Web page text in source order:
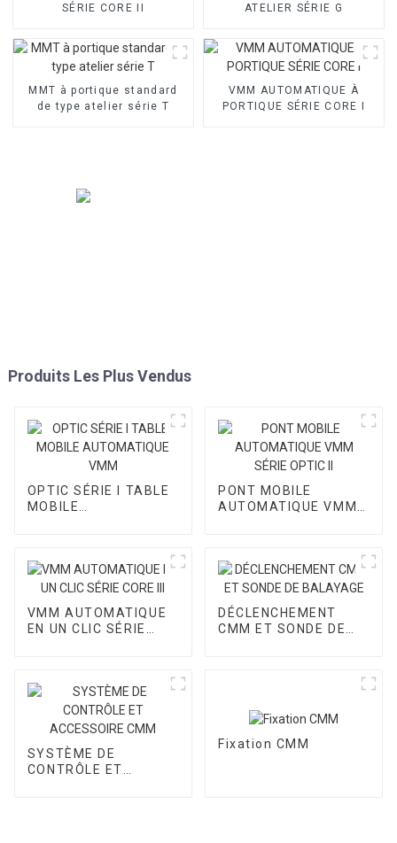
SÉRIE CORE II
ATELIER SÉRIE G
MMT à portique standard
de type atelier série T
VMM AUTOMATIQUE À
PORTIQUE SÉRIE CORE I
Produits Les Plus Vendus
OPTIC SÉRIE I TABLE
MOBILE
PONT MOBILE
AUTOMATIQUE VMM
VMM AUTOMATIQUE
EN UN CLIC SÉRIE
DÉCLENCHEMENT
CMM ET SONDE DE
SYSTÈME DE
CONTRÔLE ET
Fixation CMM